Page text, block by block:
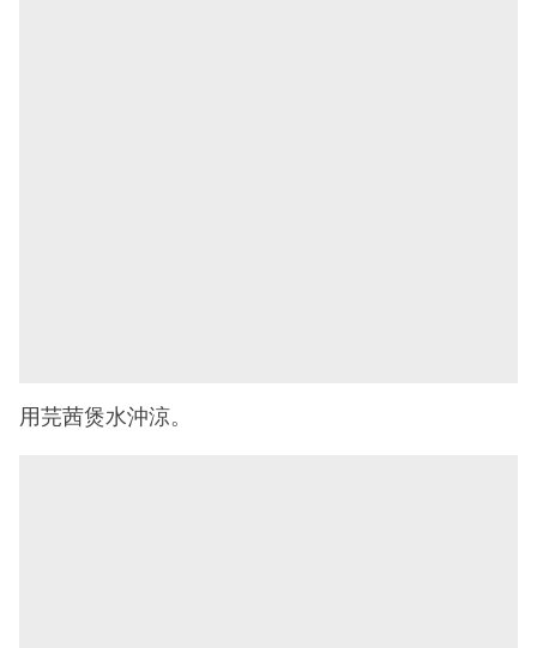
用芫茜煲水沖涼。